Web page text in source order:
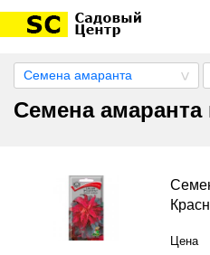
Семена амаранта
Семена
Цена